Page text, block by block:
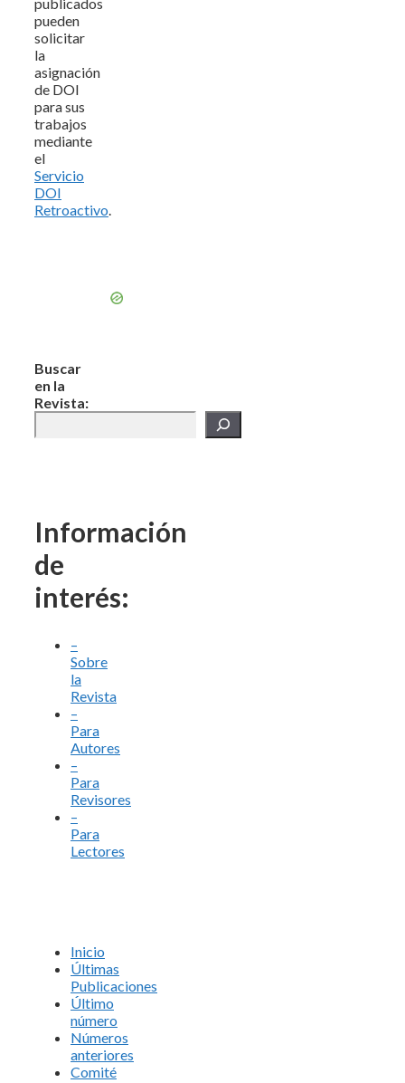
pueden
solicitar
la
asignación
de DOI
para sus
trabajos
mediante
el
Servicio
DOI
Retroactivo
Buscar
en la
Revista:
Información
de
interés:
–
Sobre
la
Revista
–
Para
Autores
–
Para
Revisores
–
Para
Lectores
Inicio
Últimas
Publicaciones
Último
número
Números
anteriores
Comité